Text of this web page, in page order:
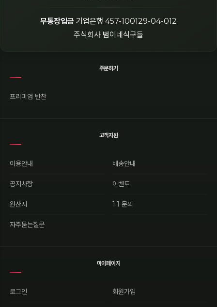
무통장입금 기업은행 457-100129-04-012
주식회사 범이네식구들
주문하기
프리미엄 반찬
고객지원
이용안내 배송안내
공지사항 이벤트
원산지 1:1 문의
자주묻는질문
마이페이지
로그인 회원가입